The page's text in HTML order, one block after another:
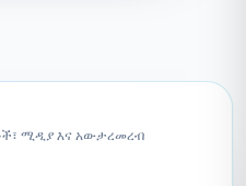
ሚዲያ እና አውታረመረብ